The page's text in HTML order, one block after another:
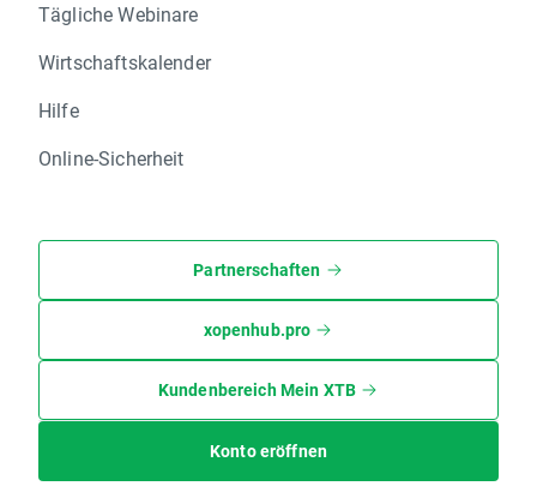
Tägliche Webinare
Wirtschaftskalender
Hilfe
Online-Sicherheit
Partnerschaften
xopenhub.pro
Kundenbereich Mein XTB
Konto eröffnen